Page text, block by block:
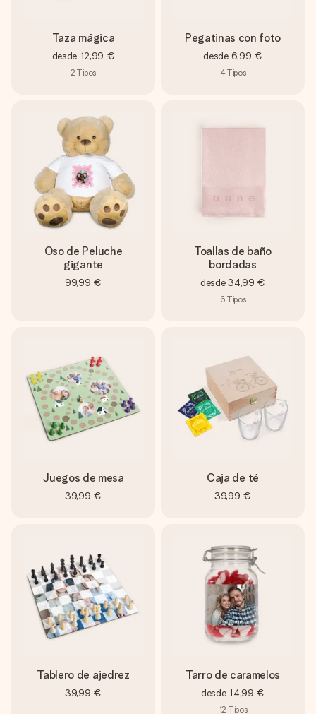
Taza mágica
desde 12,99 €
2 Tipos
Pegatinas con foto
desde 6,99 €
4Tipos
Oso de Peluche
gigante
99,99 €
Toallas de baño
bordadas
desde 34,99 €
6 Tipos
Juegos de mesa
39,99 €
Caja de té
39,99 €
Tablero de ajedrez
39,99 €
Tarro de caramelos
desde 14,99 €
12 Tipos